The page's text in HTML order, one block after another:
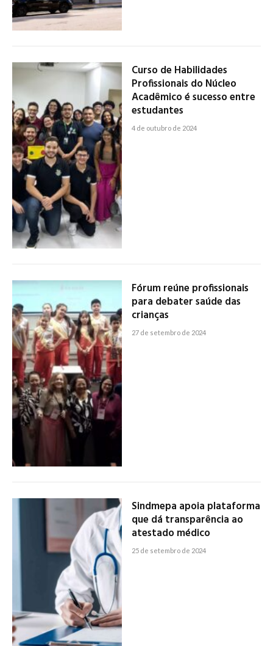
Curso de Habilidades
Profissionais do Núcleo
Acadêmico é sucesso entre
estudantes
4 de outubro de 2024
Fórum reúne profissionais
para debater saúde das
crianças
27 de setembro de 2024
Sindmepa apoia plataforma
que dá transparência ao
atestado médico
25 de setembro de 2024